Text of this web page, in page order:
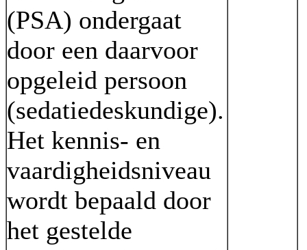
(PSA) ondergaat
door een daarvoor
opgeleid persoon
(sedatiedeskundige).
Het kennis- en
vaardigheidsniveau
wordt bepaald door
het gestelde